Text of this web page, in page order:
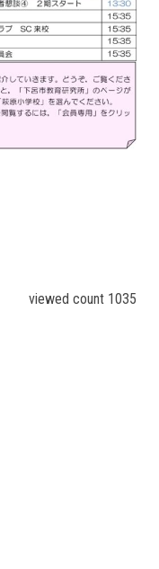
viewed count 1035